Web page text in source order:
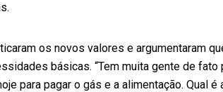
os novos valores e argumentaram
básicas. “Tem muita gente de
para pagar o gás e a alimentação. Qual